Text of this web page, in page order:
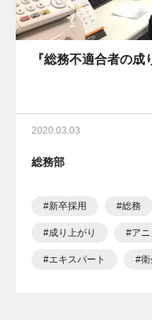
『総務不適合者の成
2020.03.03
総務部
新卒採用 総務
成り上がり アニ
エキスパート